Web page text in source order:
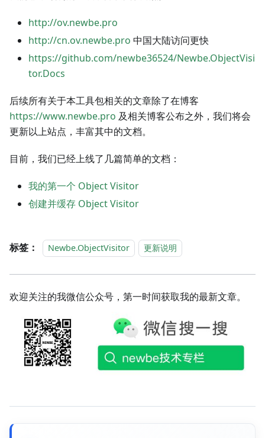
http://ov.newbe.pro
http://cn.ov.newbe.pro 中国大陆访问更快
https://github.com/newbe36524/Newbe.ObjectVisi
tor.Docs
后续所有关于本工具包相关的文章除了在博客
https://www.newbe.pro 及相关博客公布之外，我们将会
更新以上站点，丰富其中的文档。
目前，我们已经上线了几篇简单的文档：
我的第一个 Object Visitor
创建并缓存 Object Visitor
标签： Newbe.ObjectVisitor 更新说明
欢迎关注的我微信公众号，第一时间获取我的最新文章。